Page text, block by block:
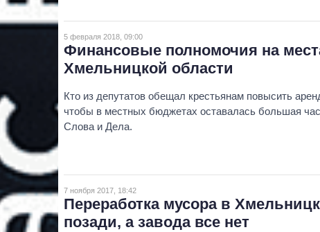
5 февраля 2018, 09:00
Финансовые полномочия на
Хмельницкой области
Кто из депутатов обещал крестьянам повысить
чтобы в местных бюджетах оставалась большая
Слова и Дела.
7 ноября 2017, 18:42
Переработка мусора в
позади, а завода все нет